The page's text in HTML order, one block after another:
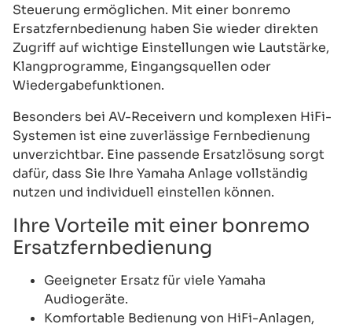
Steuerung ermöglichen. Mit einer bonremo
Ersatzfernbedienung haben Sie wieder direkten
Zugriff auf wichtige Einstellungen wie Lautstärke,
Klangprogramme, Eingangsquellen oder
Wiedergabefunktionen.
Besonders bei AV-Receivern und komplexen HiFi-
Systemen ist eine zuverlässige Fernbedienung
unverzichtbar. Eine passende Ersatzlösung sorgt
dafür, dass Sie Ihre Yamaha Anlage vollständig
nutzen und individuell einstellen können.
Ihre Vorteile mit einer bonremo
Ersatzfernbedienung
Geeigneter Ersatz für viele Yamaha
Audiogeräte.
Komfortable Bedienung von HiFi-Anlagen,